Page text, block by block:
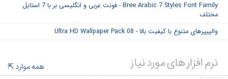
Bree Arabic 7 Styles Font Family - فونت عربی و انگلیسی بر با 7 استایل
مختلف
والپیپرهای متنوع با کیفیت بالا - Ultra HD Wallpaper Pack 08
نرم افزار های مورد نیاز
همه موارد